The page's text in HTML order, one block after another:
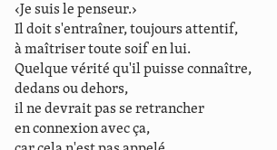
‹Je suis le penseur.›
Il doit s'entraîner, toujours attentif,
à maîtriser toute soif en lui.
Quelque vérité qu'il puisse connaître,
dedans ou dehors,
il ne devrait pas se retrancher
en connexion avec ça,